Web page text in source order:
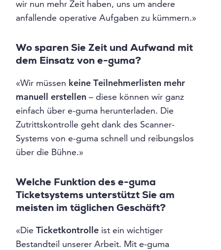
wir nun mehr Zeit haben, uns um andere
anfallende operative Aufgaben zu kümmern.»
Wo sparen Sie Zeit und Aufwand mit
dem Einsatz von e-guma?
«Wir müssen keine Teilnehmerlisten mehr
manuell erstellen – diese können wir ganz
einfach über e-guma herunterladen. Die
Zutrittskontrolle geht dank des Scanner-
Systems von e-guma schnell und reibungslos
über die Bühne.»
Welche Funktion des e-guma
Ticketsystems unterstützt Sie am
meisten im täglichen Geschäft?
«Die Ticketkontrolle ist ein wichtiger
Bestandteil unserer Arbeit. Mit e-guma